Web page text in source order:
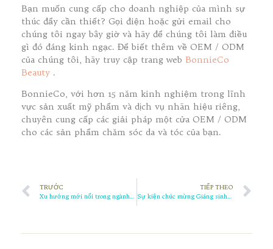
Bạn muốn cung cấp cho doanh nghiệp của mình sự
thúc đẩy cần thiết? Gọi điện hoặc gửi email cho
chúng tôi ngay bây giờ và hãy để chúng tôi làm điều
gì đó đáng kinh ngạc. Để biết thêm về OEM / ODM
của chúng tôi, hãy truy cập trang web BonnieCo
Beauty .
BonnieCo, với hơn 15 năm kinh nghiệm trong lĩnh
vực sản xuất mỹ phẩm và dịch vụ nhãn hiệu riêng,
chuyên cung cấp các giải pháp một cửa OEM / ODM
cho các sản phẩm chăm sóc da và tóc của bạn.
TRƯỚC
Xu hướng mới nổi trong ngành chăm sóc da toàn cầu: Triển vọng năm 2024
TIẾP THEO
Sự kiện chúc mừng Giáng sinh BonnieCo của chúng tôi đã kết thúc thành công tốt đẹp